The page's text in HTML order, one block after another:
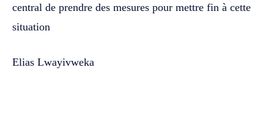
central de prendre des mesures pour mettre fin à cette
situation
Elias Lwayivweka